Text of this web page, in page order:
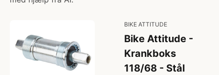
BIKE ATTITUDE
Bike Attitude -
Krankboks
118/68 - Stål